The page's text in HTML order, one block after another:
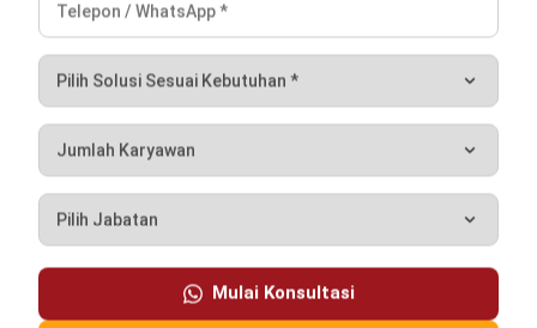
Jika dijalankan dengan benar, stay interview dapat menjadi
alat sederhana namun berdampak besar dalam menjaga
talenta terbaik tetap bertahan dan berkembang bersama
perusahaan.
Ingin meningkatkan retensi karyawan di perusahaan Anda?
Mulailah menerapkan stay interview secara terstruktur dan
bantuan sistem HR terbaik hari ini.